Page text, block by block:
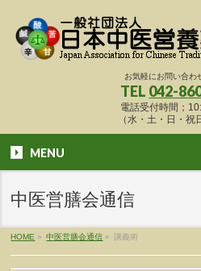
お気軽にお問い合わ
TEL 042-
電話受付時間；
（水・土・日・祝
MENU
中医営膳会通信
HOME » 中医営膳会通信 » 講義術